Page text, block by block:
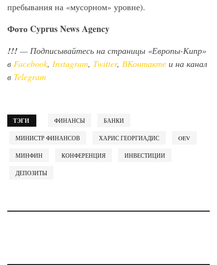
пребывания на «мусорном» уровне).
Фото Cyprus News Agency
!!! — Подписывайтесь на страницы «Европы-Кипр»
в Facebook, Instagram, Twitter, ВКонтакте и на канал
в Telegram
ТЭГИ ФИНАНСЫ БАНКИ
МИНИСТР ФИНАНСОВ ХАРИС ГЕОРГИАДИС OEV
МИНФИН КОНФЕРЕНЦИЯ ИНВЕСТИЦИИ
ДЕПОЗИТЫ